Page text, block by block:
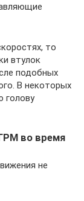
то
втулок
подобных
В некоторых
голову
во время
не